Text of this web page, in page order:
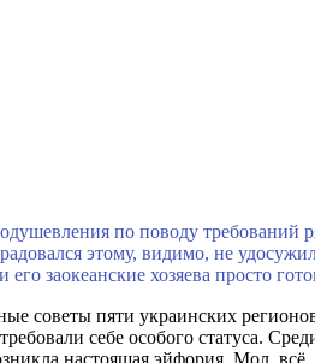
по поводу требований
этому, видимо, не
заокеанские хозяева просто
советы пяти украинских
себе особого статуса.